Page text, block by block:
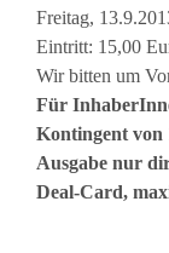
Freitag,
Eintritt: 15,00
Wir bitten um
Für
Kontingent von
Ausgabe nur
Deal-Card,